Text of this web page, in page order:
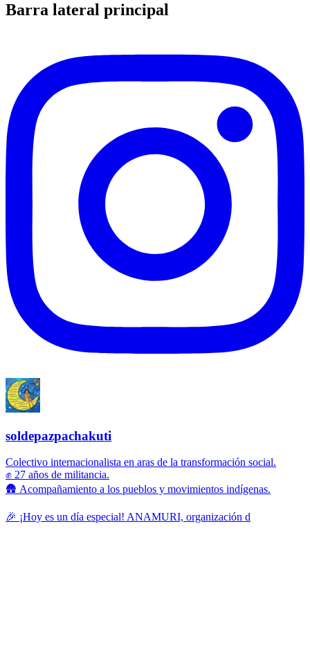
Barra lateral principal
soldepazpachakuti
Colectivo internacionalista en aras de la transformación social.
✊ 27 años de militancia.
🛖 Acompañamiento a los pueblos y movimientos indígenas.
🎉 ¡Hoy es un día especial! ANAMURI, organización d